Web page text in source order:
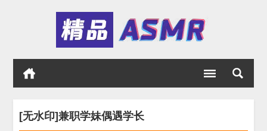
[无水印]兼职学妹偶遇学长